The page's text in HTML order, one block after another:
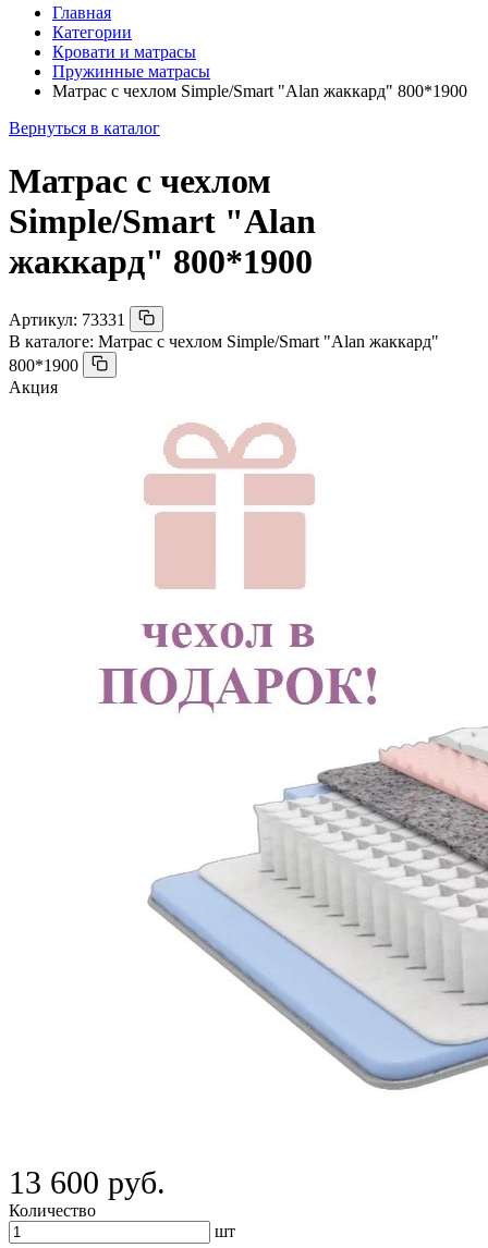
Главная
Категории
Кровати и матрасы
Пружинные матрасы
Матрас с чехлом Simple/Smart "Alan жаккард" 800*1900
Вернуться в каталог
Матрас с чехлом
Simple/Smart "Alan
жаккард" 800*1900
Артикул: 73331
В каталоге: Матрас с чехлом Simple/Smart "Alan жаккард"
800*1900
Акция
13 600 руб.
Количество
шт